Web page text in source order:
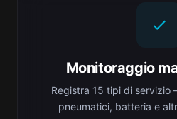
Monitoraggio
Registra 15 tipi di servizio
pneumatici, batteria e